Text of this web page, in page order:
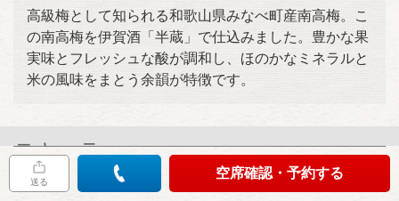
高級梅として知られる和歌山県みなべ町産南高梅。こ
の南高梅を伊賀酒「半蔵」で仕込みました。豊かな果
実味とフレッシュな酸が調和し、ほのかなミネラルと
米の風味をまとう余韻が特徴です。
テキーラ
送る
空席確認・予約する